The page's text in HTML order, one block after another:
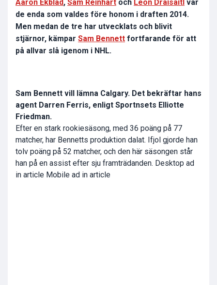
Aaron Ekblad, Sam Reinhart och Leon Draisaitl var
de enda som valdes före honom i draften 2014.
Men medan de tre har utvecklats och blivit
stjärnor, kämpar Sam Bennett fortfarande för att
på allvar slå igenom i NHL.
Sam Bennett vill lämna Calgary. Det bekräftar hans
agent Darren Ferris, enligt Sportnsets Elliotte
Friedman.
Efter en stark rookiesäsong, med 36 poäng på 77
matcher, har Bennetts produktion dalat. Ifjol gjorde han
tolv poäng på 52 matcher, och den här säsongen står
han på en assist efter sju framträdanden. Desktop ad
in article Mobile ad in article